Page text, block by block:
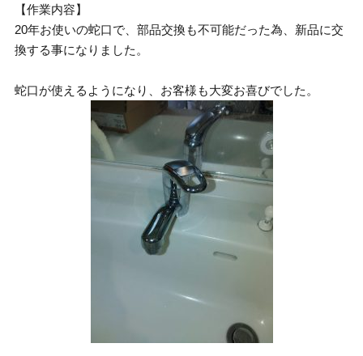
【作業内容】
20年お使いの蛇口で、部品交換も不可能だった為、新品に交
換する事になりました。
蛇口が使えるようになり、お客様も大変お喜びでした。